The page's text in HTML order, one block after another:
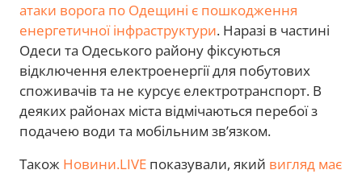
атаки ворога по Одещині є пошкодження
енергетичної інфраструктури. Наразі в частині
Одеси та Одеського району фіксуються
відключення електроенергії для побутових
споживачів та не курсує електротранспорт. В
деяких районах міста відмічаються перебої з
подачею води та мобільним звʼязком.
Також Новини.LIVE показували, який вигляд має